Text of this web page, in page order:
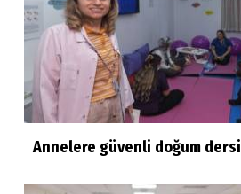
Annelere güvenli doğum dersi